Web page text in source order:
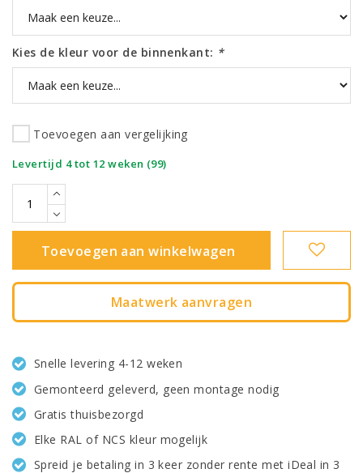
Kies de kleur voor de binnenkant: *
Toevoegen aan vergelijking
Levertijd 4 tot 12 weken (99)
Toevoegen aan winkelwagen
Maatwerk aanvragen
Snelle levering 4-12 weken
Gemonteerd geleverd, geen montage nodig
Gratis thuisbezorgd
Elke RAL of NCS kleur mogelijk
Spreid je betaling in 3 keer zonder rente met iDeal in 3